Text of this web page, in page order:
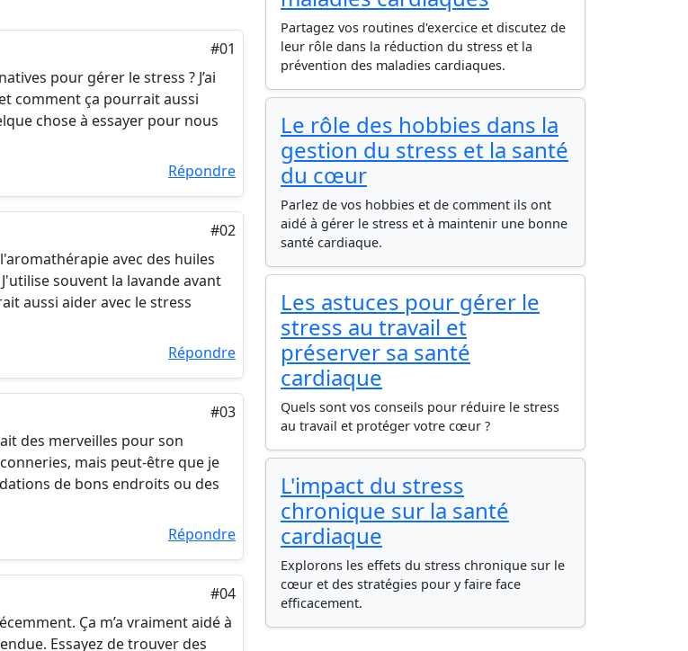
#01
pour gérer le stress ? J’ai
comment ça pourrait aussi
chose à essayer pour nous
Répondre
#02
avec des huiles
souvent la lavande avant
aussi aider avec le stress
Répondre
#03
des merveilles pour son
mais peut-être que je
de bons endroits ou des
Répondre
#04
Ça m’a vraiment aidé à
Essayez de trouver des
Partagez vos routines d'exercice et discutez de
leur rôle dans la réduction du stress et la
prévention des maladies cardiaques.
Le rôle des hobbies dans la
gestion du stress et la santé
du cœur
Parlez de vos hobbies et de comment ils ont
aidé à gérer le stress et à maintenir une bonne
santé cardiaque.
Les astuces pour gérer le
stress au travail et
préserver sa santé
cardiaque
Quels sont vos conseils pour réduire le stress
au travail et protéger votre cœur ?
L'impact du stress
chronique sur la santé
cardiaque
Explorons les effets du stress chronique sur le
cœur et des stratégies pour y faire face
efficacement.